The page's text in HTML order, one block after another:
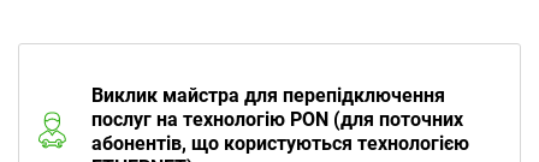
Виклик майстра для перепідключення
послуг на технологію PON (для поточних
абонентів, що користуються технологією